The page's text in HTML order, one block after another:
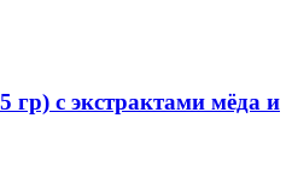
гр) с экстрактами мёда и